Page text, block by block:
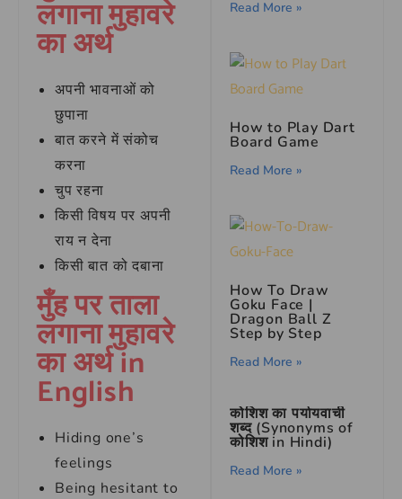
लगाना मुहावरे
का अर्थ
अपनी भावनाओं को
छुपाना
बात करने में संकोच
करना
चुप रहना
किसी विषय पर अपनी
राय न देना
किसी बात को दबाना
मुँह पर ताला
लगाना मुहावरे
का अर्थ in
English
Hiding one’s
feelings
Being hesitant to
Read More »
How to Play Dart
Board Game
Read More »
How To Draw
Goku Face |
Dragon Ball Z
Step by Step
Read More »
कोशिश का पर्यायवाची
शब्द (Synonyms of
कोशिश in Hindi)
Read More »